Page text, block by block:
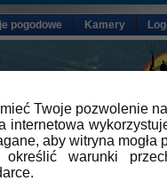
Twoje pozwolenie
internetowa
aby witryna mogła
określić warunki
pogodowe Kamery